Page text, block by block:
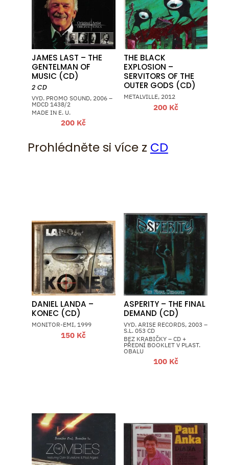
JAMES LAST – THE
GENTELMAN OF
MUSIC (CD)
2 CD
VYD. PROMO SOUND, 2006 –
MDCD 1438/2
MADE IN E. U.
200 Kč
THE BLACK
EXPLOSION –
SERVITORS OF THE
OUTER GODS (CD)
METALVILLE, 2012
200 Kč
Prohlédněte si více z CD
DANIEL LANDA –
KONEC (CD)
MONITOR-EMI, 1999
150 Kč
ASPERITY – THE FINAL
DEMAND (CD)
VYD. ARISE RECORDS, 2003 –
S.L. 053 CD
BEZ KRABIČKY – CD +
PŘEDNÍ BOOKLET V PLAST.
OBALU
100 Kč